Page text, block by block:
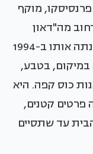
מוקף
מה"דאון
טאון" המקומי. דים מספרת שכאשר קנתה אותו ב-1994
במיקום, בטבע,
כוס קפה. היא
פרטים קטנים,
עד שתסיים